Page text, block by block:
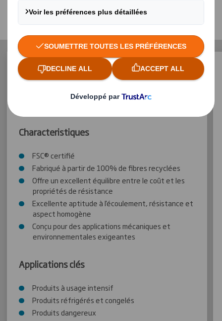
Papier 1:
La doublure 1 est produite dans les usines de
Characteristiques
FSC® certifié
Fabriqué à partir de 100% de fibres recyclées
Offre un excellent équilibre entre le coût et les
propriétés de résistance
Excellente aptitude à l'écoulement, résistance et
aspect homogène
Conçu pour des applications mécaniques et
environnementales exigeantes
Applications clés
Produits à usage intensif
Produits réfrigérés et congelés
Produits dangereux